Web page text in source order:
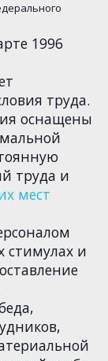
1996
труда.
оснащены
труда и
мест
стимулах и